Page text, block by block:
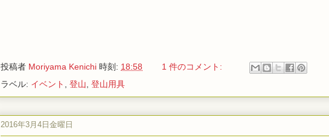
投稿者 Moriyama Kenichi 時刻: 18:58
1 件のコメント:
ラベル: イベント 登山 登山用具
2016年3月4日金曜日